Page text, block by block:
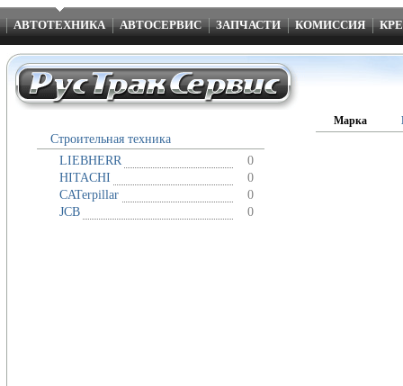
АВТОТЕХНИКА АВТОСЕРВИС ЗАПЧАСТИ КОМИССИЯ
Строительная техника
LIEBHERR
0
HITACHI
0
CATerpillar
0
JCB
0
Марка